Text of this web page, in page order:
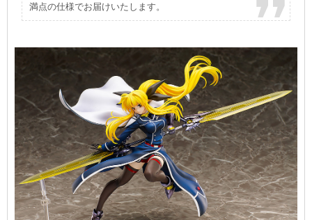
満点の仕様でお届けいたします。